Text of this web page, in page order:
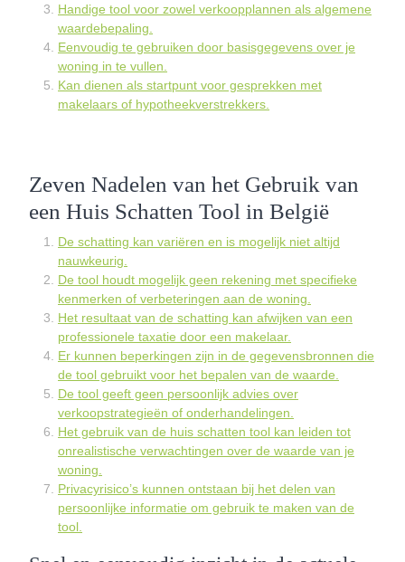
Handige tool voor zowel verkoopplannen als algemene
waardebepaling.
Eenvoudig te gebruiken door basisgegevens over je
woning in te vullen.
Kan dienen als startpunt voor gesprekken met
makelaars of hypotheekverstrekkers.
Zeven Nadelen van het Gebruik van
een Huis Schatten Tool in België
De schatting kan variëren en is mogelijk niet altijd
nauwkeurig.
De tool houdt mogelijk geen rekening met specifieke
kenmerken of verbeteringen aan de woning.
Het resultaat van de schatting kan afwijken van een
professionele taxatie door een makelaar.
Er kunnen beperkingen zijn in de gegevensbronnen die
de tool gebruikt voor het bepalen van de waarde.
De tool geeft geen persoonlijk advies over
verkoopstrategieën of onderhandelingen.
Het gebruik van de huis schatten tool kan leiden tot
onrealistische verwachtingen over de waarde van je
woning.
Privacyrisico’s kunnen ontstaan bij het delen van
persoonlijke informatie om gebruik te maken van de
tool.